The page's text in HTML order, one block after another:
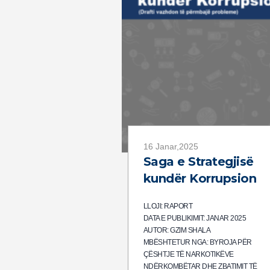
16 Janar,2025
Saga e Strategjisë
kundër Korrupsion
LLOJI: RAPORT
DATA E PUBLIKIMIT: JANAR 2025
AUTOR: GZIM SHALA
MBËSHTETUR NGA: BYROJA PËR
ÇËSHTJE TË NARKOTIKËVE
NDËRKOMBËTAR DHE ZBATIMIT TË